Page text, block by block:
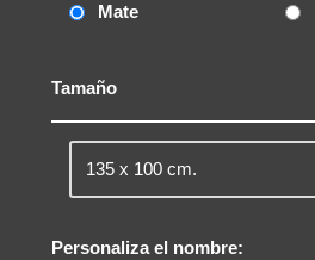
Mate
Tamaño
Personaliza el nombre: